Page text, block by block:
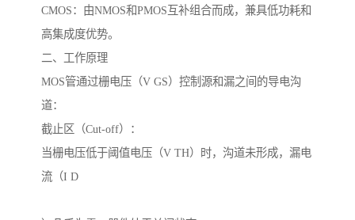
CMOS：由NMOS和PMOS互补组合而成，兼具低功耗和
高集成度优势。
二、工作原理
MOS管通过栅电压（V GS）控制源和漏之间的导电沟
道：
截止区（Cut-off）：
当栅电压低于阈值电压（V TH）时，沟道未形成，漏电
流（I D